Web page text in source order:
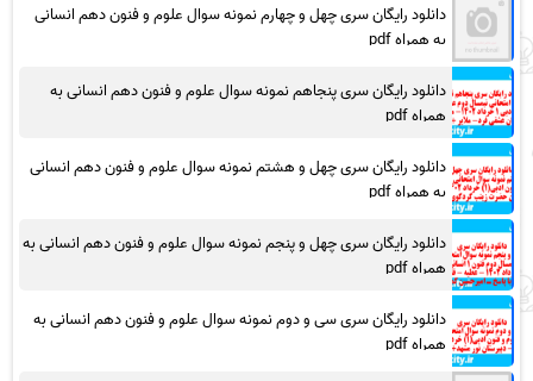
دانلود رایگان سری چهل و چهارم نمونه سوال علوم و فنون دهم انسانی
به همراه pdf
دانلود رایگان سری پنجاهم نمونه سوال علوم و فنون دهم انسانی به
همراه pdf
دانلود رایگان سری چهل و هشتم نمونه سوال علوم و فنون دهم انسانی
به همراه pdf
دانلود رایگان سری چهل و پنجم نمونه سوال علوم و فنون دهم انسانی به
همراه pdf
دانلود رایگان سری سی و دوم نمونه سوال علوم و فنون دهم انسانی به
همراه pdf